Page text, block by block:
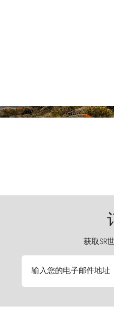
获取SR
输入您的电子邮件地址